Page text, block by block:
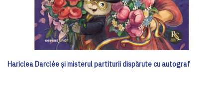
Hariclea Darclée și misterul partiturii dispărute cu autograf